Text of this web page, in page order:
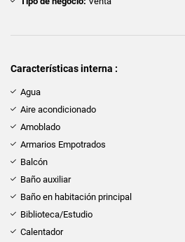
Características interna :
Agua
Aire acondicionado
Amoblado
Armarios Empotrados
Balcón
Baño auxiliar
Baño en habitación principal
Biblioteca/Estudio
Calentador